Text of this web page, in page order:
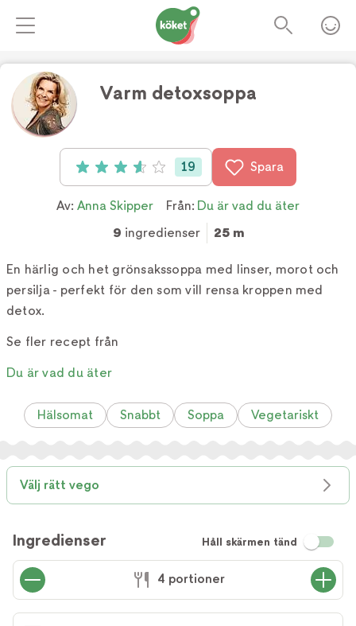
Varm detoxsoppa
Betyg: 3.6 av 5 (19 röster)
19 Spara
Av: Anna Skipper Från: Du är vad du äter
9 ingredienser 25 m
En härlig och het grönsakssoppa med linser, morot och
persilja - perfekt för den som vill rensa kroppen med
detox.
Se fler recept från
Du är vad du äter
Hälsomat Snabbt Soppa Vegetariskt
Välj rätt vego
Ingredienser Håll skärmen tänd
4 portioner